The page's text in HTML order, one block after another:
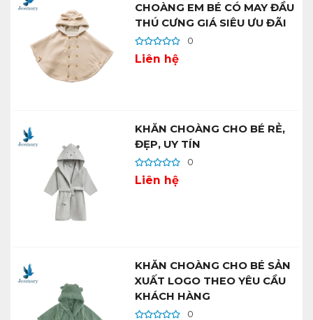
CHOÀNG EM BÉ CÓ MAY ĐẦU
THÚ CƯNG GIÁ SIÊU ƯU ĐÃI
0
Liên hệ
KHĂN CHOÀNG CHO BÉ RẺ,
ĐẸP, UY TÍN
0
Liên hệ
KHĂN CHOÀNG CHO BÉ SẢN
XUẤT LOGO THEO YÊU CẦU
KHÁCH HÀNG
0